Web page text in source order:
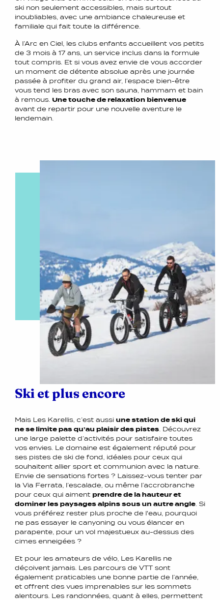
ski non seulement accessibles, mais surtout
inoubliables, avec une ambiance chaleureuse et
familiale qui fait toute la différence.
À l’Arc en Ciel, les clubs enfants accueillent vos petits
de 3 mois à 17 ans, un service inclus dans la formule
tout compris. Et si vous avez envie de vous accorder
un moment de détente absolue après une journée
passée à profiter du grand air, l’espace bien-être
vous tend les bras avec son sauna, hammam et bain
à remous. Une touche de relaxation bienvenue
avant de repartir pour une nouvelle aventure le
lendemain.
Ski et plus encore
Mais Les Karellis, c’est aussi une station de ski qui
ne se limite pas qu’au plaisir des pistes . Découvrez
une large palette d’activités pour satisfaire toutes
vos envies. Le domaine est également réputé pour
ses pistes de ski de fond, idéales pour ceux qui
souhaitent allier sport et communion avec la nature.
Envie de sensations fortes ? Laissez-vous tenter par
la Via Ferrata, l’escalade, ou même l’accrobranche
pour ceux qui aiment prendre de la hauteur et
dominer les paysages alpins sous un autre angle . Si
vous préférez rester plus proche de l'eau, pourquoi
ne pas essayer le canyoning ou vous élancer en
parapente, pour un vol majestueux au-dessus des
cimes enneigées ?
Et pour les amateurs de vélo, Les Karellis ne
déçoivent jamais. Les parcours de VTT sont
également praticables une bonne partie de l’année,
et offrent des vues imprenables sur les sommets
alentours. Les randonnées, quant à elles, permettent